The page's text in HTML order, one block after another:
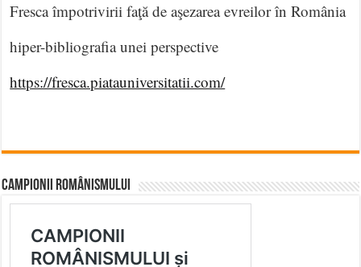
Fresca împotrivirii faţă de aşezarea evreilor în România
hiper-bibliografia unei perspective
https://fresca.piatauniversitatii.com/
CAMPIONII ROMÂNISMULUI